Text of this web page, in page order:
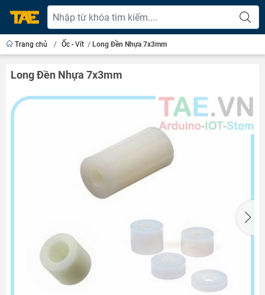
Trang chủ / Ốc - Vít / Long Đền Nhựa 7x3mm
Long Đền Nhựa 7x3mm